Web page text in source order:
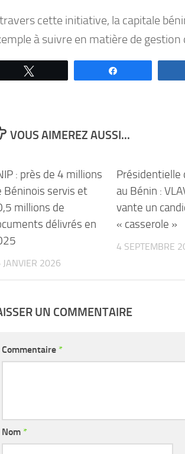
cette initiative, la capitale
à suivre en matière de gestion
VOUS AIMEREZ AUSSI...
: près de 4 millions
Béninois servis et
millions de
délivrés en
JANVIER 2026
Présidentielle
au Bénin :
vante un
« casserole »
4 SEPTEMBRE
UN COMMENTAIRE
Commentaire *
Nom *